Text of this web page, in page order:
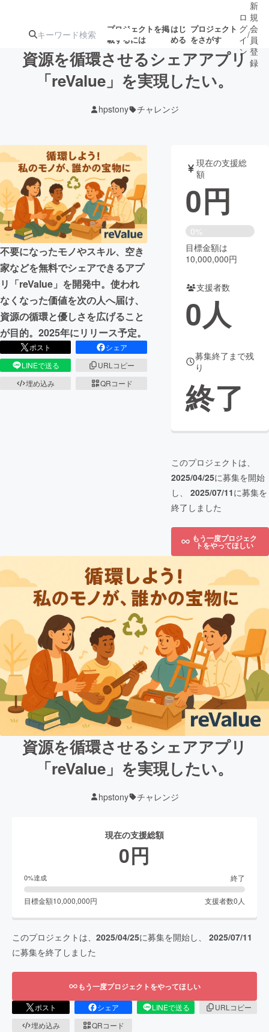
プロジェクトを掲
載するには
はじ
める
プロジェクト
をさがす
ジェクト
ロジェクト
アート・写真 音楽
テクノロジー・ガジェット ゲーム・サ
映像・映画 書籍・雑誌
ビジネス・起業 チャレンジ
まちづくり・地域活性化
CAMPFIRE for Social Good
CAMPFIRE Creation
CAMPFIREふるさと納税
ロ
グ
イ
ン
/
新
規
会
員
登
録
資源を循環させるシェアアプリ
「reValue」を実現したい。
hpstony チャレンジ
不要になったモノやスキル、空き
家などを無料でシェアできるアプ
リ「reValue」を開発中。使われ
なくなった価値を次の人へ届け、
資源の循環と優しさを広げること
が目的。2025年にリリース予定。
ポスト
シェア
LINEで送る
URLコピー
埋め込み
QRコード
現在の支援総
額
0円
0%
目標金額は
10,000,000円
支援者数
0人
募集終了まで残
り
終了
このプロジェクトは、
2025/04/25に募集を開始
し、 2025/07/11に募集を
終了しました
もう一度プロジェク
トをやってほしい
資源を循環させるシェアアプリ
「reValue」を実現したい。
hpstony チャレンジ
現在の支援総額
0円
0%達成 終了
目標金額10,000,000円 支援者数0 人
このプロジェクトは、 2025/04/25に募集を開始し、 2025/07/11
に募集を終了しました
もう一度プロジェクトをやってほしい
ポスト シェア LINEで送る
URLコピー
埋め込み
QRコード